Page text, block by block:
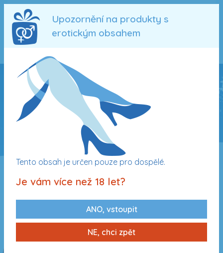
TOP produkty vánoční dárky -
TIPY na Vánoce 2025 pro ženy
Výchozí řazení
Od nejlevnějších
Upozornění na produkty s
erotickým obsahem
Tento obsah je určen pouze pro dospělé.
Je vám více než 18 let?
ANO, vstoupit
NE, chci zpět